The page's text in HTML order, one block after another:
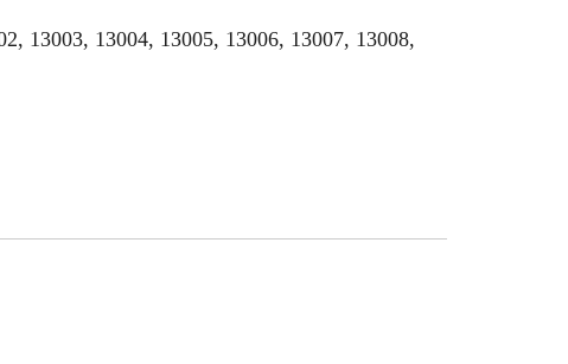
13003, 13004, 13005, 13006, 13007, 13008,